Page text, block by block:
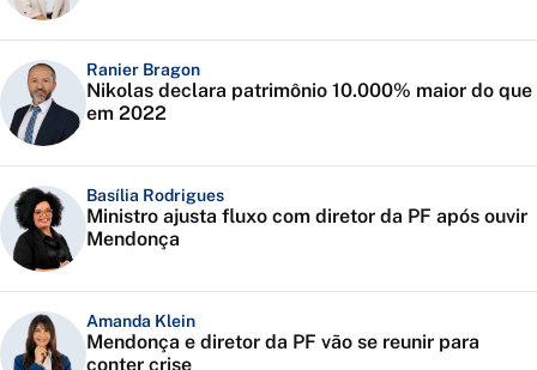
Ranier Bragon
Nikolas declara patrimônio 10.000% maior do que
em 2022
Basília Rodrigues
Ministro ajusta fluxo com diretor da PF após ouvir
Mendonça
Amanda Klein
Mendonça e diretor da PF vão se reunir para
conter crise